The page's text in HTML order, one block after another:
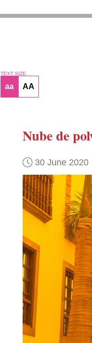
TEXT SIZE
aa AA
Nube de
30 June 2020